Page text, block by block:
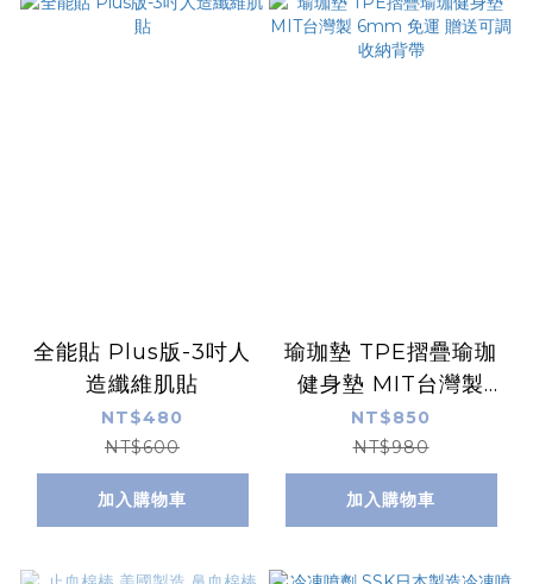
全能貼 Plus版-3吋人
造纖維肌貼
NT$480
NT$600
加入購物車
瑜珈墊 TPE摺疊瑜珈
健身墊 MIT台灣製
6mm 免運 贈送可調
收納背帶
NT$850
NT$980
加入購物車